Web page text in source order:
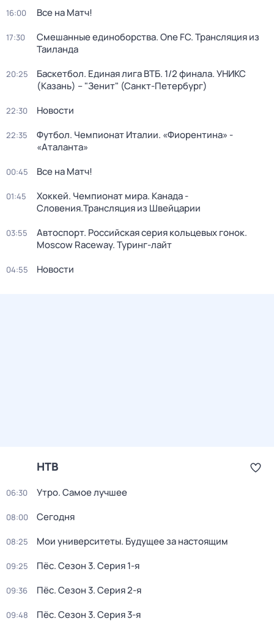
16:00 Все на Матч!
17:30
Смешанные единоборства. One FC. Трансляция из
Таиланда
20:25
Баскетбол. Единая лига ВТБ. 1/2 финала. УНИКС
(Казань) – "Зенит" (Санкт-Петербург)
22:30 Новости
22:35
Футбол. Чемпионат Италии. «Фиорентина» -
«Аталанта»
00:45 Все на Матч!
01:45
Хоккей. Чемпионат мира. Канада -
Словения.Трансляция из Швейцарии
03:55
Автоспорт. Российская серия кольцевых гонок.
Moscow Raceway. Туринг-лайт
04:55 Новости
НТВ
06:30 Утро. Самое лучшее
08:00 Сегодня
08:25 Мои университеты. Будущее за настоящим
09:25 Пёс. Сезон 3. Серия 1-я
09:36 Пёс. Сезон 3. Серия 2-я
09:48 Пёс. Сезон 3. Серия 3-я